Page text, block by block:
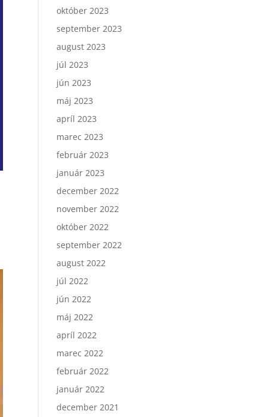
október 2023
september 2023
august 2023
júl 2023
jún 2023
máj 2023
apríl 2023
marec 2023
február 2023
január 2023
december 2022
november 2022
október 2022
september 2022
august 2022
júl 2022
jún 2022
máj 2022
apríl 2022
marec 2022
február 2022
január 2022
december 2021